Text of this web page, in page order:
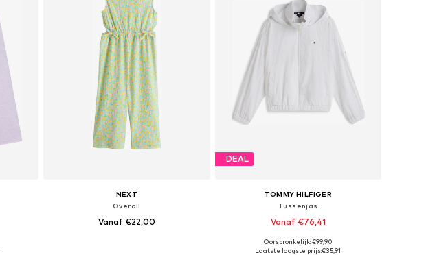
NEXT
Overall
Vanaf €22,00
DEAL
TOMMY HILFIGER
Tussenjas
Vanaf €76,41
Oorspronkelijk: €99,90
Laatste laagste prijs:€35,91